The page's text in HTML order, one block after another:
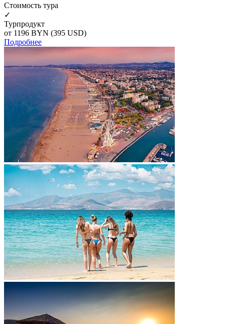
Cтоимость тура
✓
Турпродукт
от 1196 BYN (395 USD)
Подробнее